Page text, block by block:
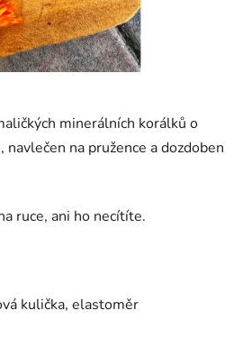
minerálních korálků o
na pružence a dozdoben
ruce, ani ho necítíte.
kulička, elastoměr